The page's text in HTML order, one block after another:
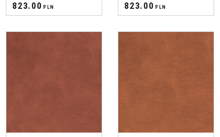
823.00 PLN 823.00 PLN